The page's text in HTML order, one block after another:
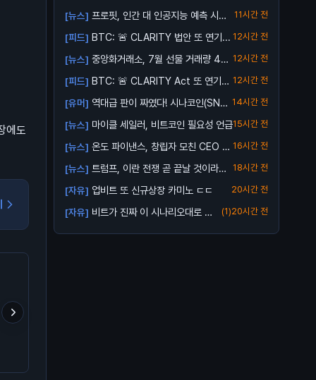
에도
외애들도 코인분석 개판
건 똑같음
[뉴스] 프로핏, 인간 대 인공지능 예측 시장
11시간 전
[피드] BTC: 🚨 CLARITY 법안 또 연기... 12시간 전
[뉴스] 중앙화거래소, 7월 선물 거래량 4조 12시간 전
[피드] BTC: 🚨 CLARITY Act 또 연기… 12시간 전
[유머] 역대급 판이 짜였다! 시나코인(SNA)
업비트...
14시간 전
[뉴스] 마이클 세일러, 비트코인 필요성 언급15시간 전
[뉴스] 온도 파이낸스, 창립자 모친 CEO 해
임 소송...
16시간 전
[뉴스] 트럼프, 이란 전쟁 곧 끝날 것이라고
전망
18시간 전
[자유] 업비트 또 신규상장 카미노 ㄷㄷ 20시간 전
[자유] 비트가 진짜 이 시나리오대로 가
(1)20시간 전